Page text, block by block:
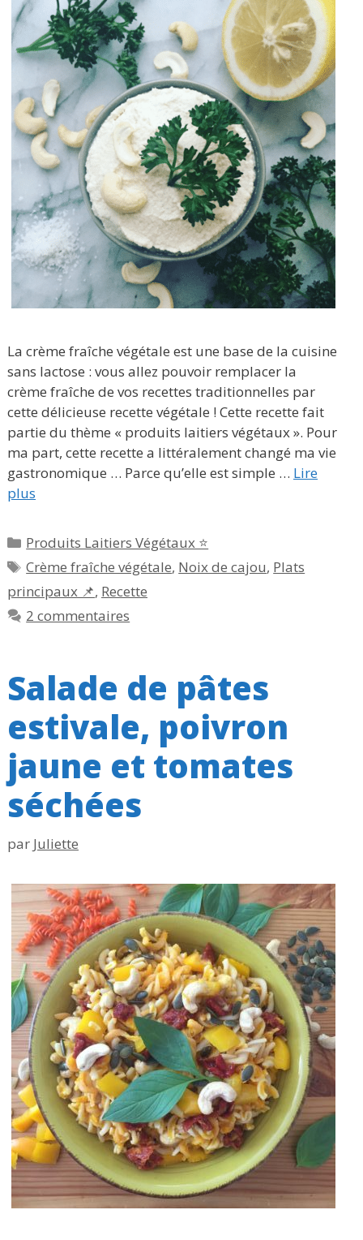
La crème fraîche végétale est une base de la cuisine
sans lactose : vous allez pouvoir remplacer la
crème fraîche de vos recettes traditionnelles par
cette délicieuse recette végétale ! Cette recette fait
partie du thème « produits laitiers végétaux ». Pour
ma part, cette recette a littéralement changé ma vie
gastronomique … Parce qu’elle est simple … Lire
plus
Catégories
Produits Laitiers Végétaux ⭐
Étiquettes
Crème fraîche végétale, Noix de cajou, Plats
principaux 📌, Recette
2 commentaires
Salade de pâtes
estivale, poivron
jaune et tomates
séchées
par Juliette